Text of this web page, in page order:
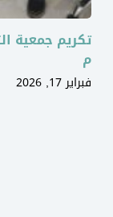
م
فبراير 17, 2026